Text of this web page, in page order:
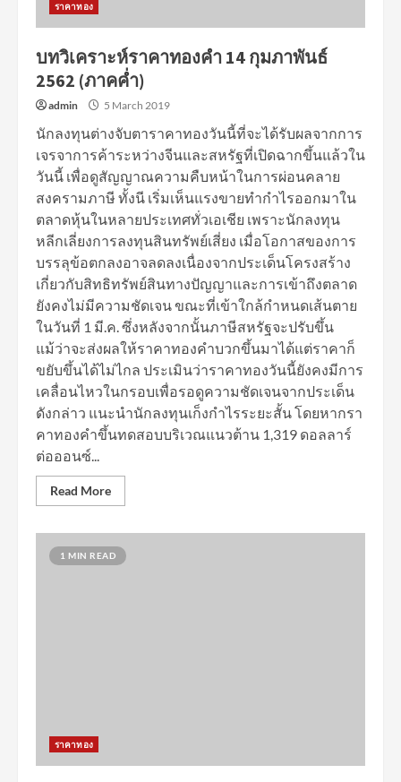
ราคาทอง
บทวิเคราะห์ราคาทองคำ 14 กุมภาพันธ์
2562 (ภาคค่ำ)
admin 5 March 2019
นักลงทุนต่างจับตาราคาทองวันนี้ที่จะได้รับผลจากการ
เจรจาการค้าระหว่างจีนและสหรัฐที่เปิดฉากขึ้นแล้วใน
วันนี้ เพื่อดูสัญญาณความคืบหน้าในการผ่อนคลาย
สงครามภาษี ทั้งนี เริ่มเห็นแรงขายทํากําไรออกมาใน
ตลาดหุ้นในหลายประเทศทั่วเอเชีย เพราะนักลงทุน
หลีกเลี่ยงการลงทุนสินทรัพย์เสี่ยง เมื่อโอกาสของการ
บรรลุข้อตกลงอาจลดลงเนื่องจากประเด็นโครงสร้าง
เกี่ยวกับสิทธิทรัพย์สินทางปัญญาและการเข้าถึงตลาด
ยังคงไม่มีความชัดเจน ขณะที่เข้าใกล้กําหนดเส้นตาย
ในวันที่ 1 มี.ค. ซึ่งหลังจากนั้นภาษีสหรัฐจะปรับขึ้น
แม้ว่าจะส่งผลให้ราคาทองคําบวกขึ้นมาได้แต่ราคาก็
ขยับขึ้นได้ไม่ไกล ประเมินว่าราคาทองวันนี้ยังคงมีการ
เคลื่อนไหวในกรอบเพื่อรอดูความชัดเจนจากประเด็น
ดังกล่าว แนะนํานักลงทุนเก็งกําไรระยะสั้น โดยหากรา
คาทองคําขึ้นทดสอบบริเวณแนวต้าน 1,319 ดอลลาร์
ต่อออนซ์...
Read More
1 MIN READ
ราคาทอง